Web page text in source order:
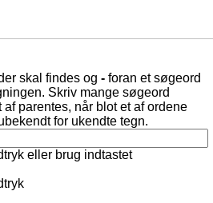
skal findes og - foran et søgeord
Skriv mange søgeord
af parentes, når blot et af ordene
for ukendte tegn.
eller brug indtastet